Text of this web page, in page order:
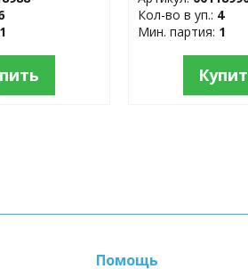
1
Кол-во в уп.: 4
Мин. партия: 1
Помощь